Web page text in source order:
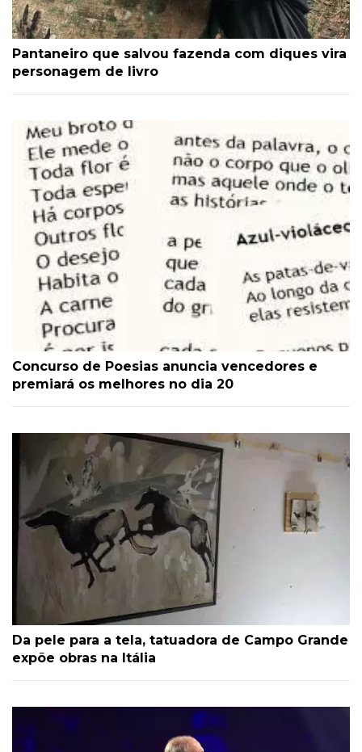
Pantaneiro que salvou fazenda com diques vira
personagem de livro
Concurso de Poesias anuncia vencedores e
premiará os melhores no dia 20
Da pele para a tela, tatuadora de Campo Grande
expõe obras na Itália